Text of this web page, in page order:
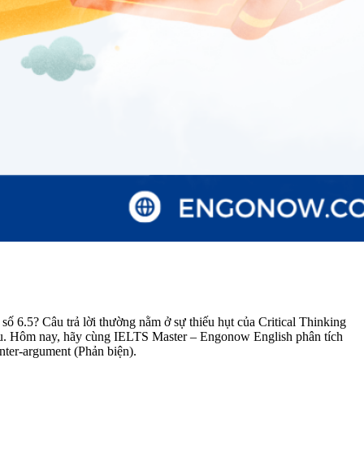
6.5? Câu trả lời thường nằm ở sự thiếu hụt của Critical Thinking
Hôm nay, hãy cùng IELTS Master – Engonow English phân tích
argument (Phản biện).